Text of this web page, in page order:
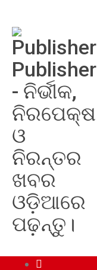
Publisher
- ନିର୍ଭୀକ,
ନିରପେକ୍ଷ
ଓ
ନିରନ୍ତର
ଖବର
ଓଡ଼ିଆରେ
ପଢ଼ନ୍ତୁ।